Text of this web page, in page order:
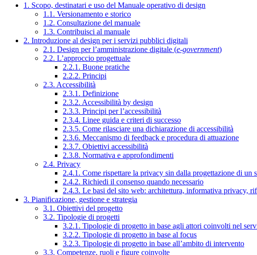
1. Scopo, destinatari e uso del Manuale operativo di design
1.1. Versionamento e storico
1.2. Consultazione del manuale
1.3. Contribuisci al manuale
2. Introduzione al design per i servizi pubblici digitali
2.1. Design per l’amministrazione digitale (e-government)
2.2. L’approccio progettuale
2.2.1. Buone pratiche
2.2.2. Principi
2.3. Accessibilità
2.3.1. Definizione
2.3.2. Accessibilità by design
2.3.3. Principi per l’accessibilità
2.3.4. Linee guida e criteri di successo
2.3.5. Come rilasciare una dichiarazione di accessibilità
2.3.6. Meccanismo di feedback e procedura di attuazione
2.3.7. Obiettivi accessibilità
2.3.8. Normativa e approfondimenti
2.4. Privacy
2.4.1. Come rispettare la privacy sin dalla progettazione di un
2.4.2. Richiedi il consenso quando necessario
2.4.3. Le basi del sito web: architettura, informativa privacy,
3. Pianificazione, gestione e strategia
3.1. Obiettivi del progetto
3.2. Tipologie di progetti
3.2.1. Tipologie di progetto in base agli attori coinvolti nel
3.2.2. Tipologie di progetto in base al focus
3.2.3. Tipologie di progetto in base all’ambito di intervento
3.3. Competenze, ruoli e figure coinvolte